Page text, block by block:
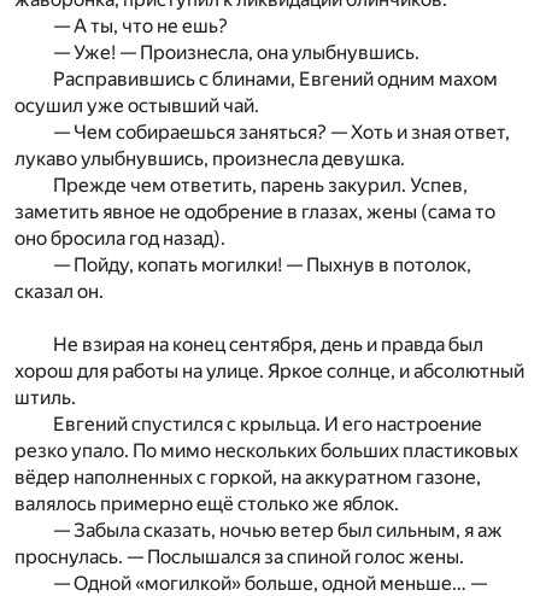
— А ты, что не ешь?
— Уже! — Произнесла, она улыбнувшись.
Расправившись с блинами, Евгений одним махом
осушил уже остывший чай.
— Чем собираешься заняться? — Хоть и зная ответ,
лукаво улыбнувшись, произнесла девушка.
Прежде чем ответить, парень закурил. Успев,
заметить явное не одобрение в глазах, жены (сама то
оно бросила год назад).
— Пойду, копать могилки! — Пыхнув в потолок,
сказал он.
Не взирая на конец сентября, день и правда был
хорош для работы на улице. Яркое солнце, и абсолютный
штиль.
Евгений спустился с крыльца. И его настроение
резко упало. По мимо нескольких больших пластиковых
вёдер наполненных с горкой, на аккуратном газоне,
валялось примерно ещё столько же яблок.
— Забыла сказать, ночью ветер был сильным, я аж
проснулась. — Послышался за спиной голос жены.
— Одной «могилкой» больше, одной меньше… —